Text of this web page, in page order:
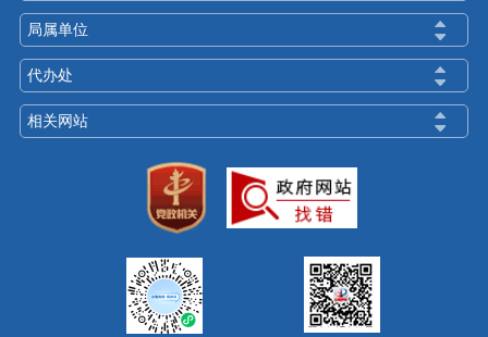
局属单位
代办处
相关网站